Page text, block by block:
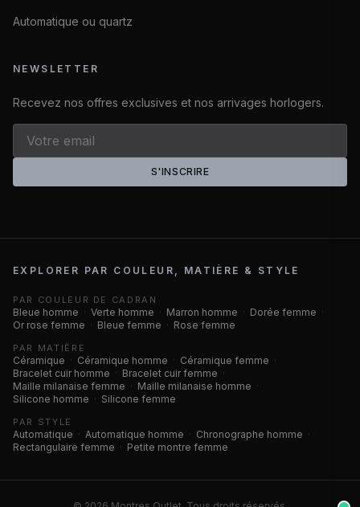
Automatique ou quartz
NEWSLETTER
Recevez nos offres exclusives et nos arrivages horlogers.
S'INSCRIRE
EXPLORER PAR COULEUR, MATIÈRE & STYLE
PAR COULEUR DE CADRAN
Bleue homme · Verte homme · Marron homme · Dorée femme ·
Or rose femme · Bleue femme · Rose femme
PAR MATIÈRE
Céramique · Céramique homme · Céramique femme ·
Bracelet cuir homme · Bracelet cuir femme ·
Maille milanaise femme · Maille milanaise homme ·
Silicone homme · Silicone femme
PAR STYLE
Automatique · Automatique homme · Chronographe homme ·
Rectangulaire femme · Petite montre femme